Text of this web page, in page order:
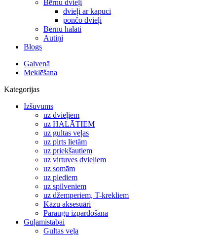
Bērnu dvieļi
dvieļi ar kapuci
pončo dvieļi
Bērnu halāti
Autiņi
Blogs
Galvenā
Meklēšana
Kategorijas
Izšuvums
uz dvieļiem
uz HALĀTIEM
uz gultas veļas
uz pirts lietām
uz priekšautiem
uz virtuves dvieļiem
uz somām
uz plediem
uz spilveniem
uz džemperiem, T-krekliem
Kāzu aksesuāri
Paraugu izpārdošana
Guļamistabai
Gultas veļa